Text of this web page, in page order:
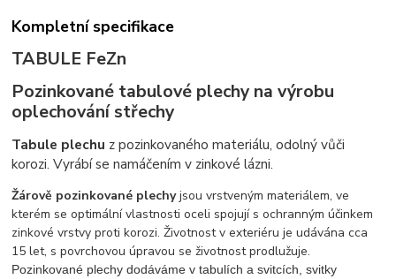
Kompletní specifikace
TABULE FeZn
Pozinkované tabulové plechy na výrobu
oplechování střechy
Tabule plechu z pozinkovaného materiálu, odolný vůči
korozi. Vyrábí se namáčením v zinkové lázni.
Žárově pozinkované plechyjsou vrstveným materiálem, ve
kterém se optimální vlastnosti oceli spojují s ochranným účinkem
zinkové vrstvy proti korozi. Životnost v exteriéru je udávána cca
15 let, s povrchovou úpravou se životnost prodlužuje.
Pozinkované plechy dodáváme v tabulích a svitcích, svitky